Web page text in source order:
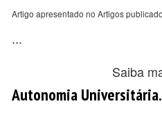
Artigo apresentado no Artigos
...
Saiba
Autonomia Universitária.